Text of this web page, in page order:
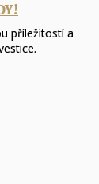
příležitostí a